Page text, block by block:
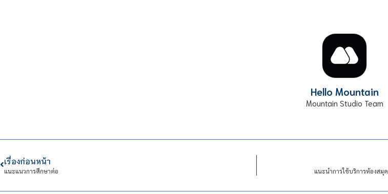
Hello Mountain
Mountain Studio Team
เรื่องก่อนหน้า
แนะแนวการศึกษาต่อ แนะนำการใช้บริการห้องสมุ